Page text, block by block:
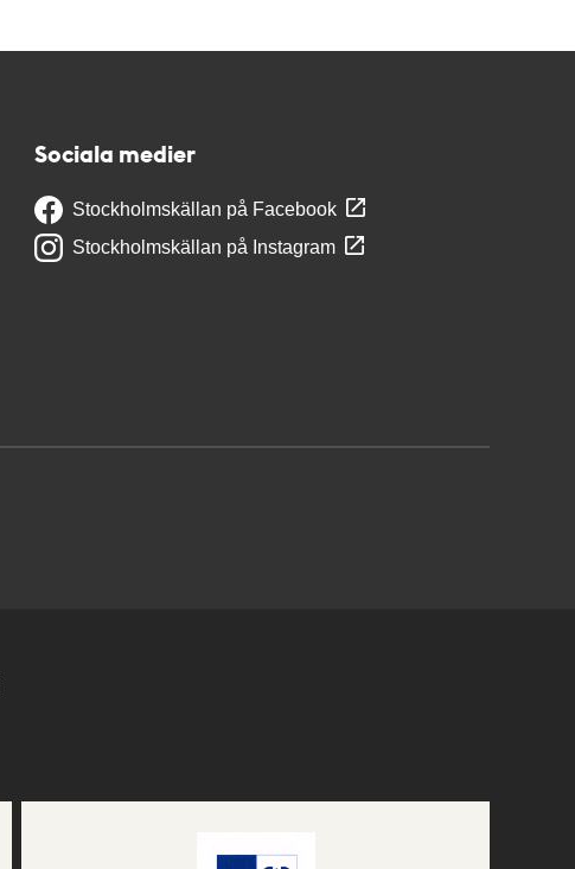
Sociala medier
Stockholmskällan på Facebook
Stockholmskällan på Instagram